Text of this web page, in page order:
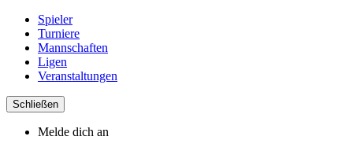
Spieler
Turniere
Mannschaften
Ligen
Veranstaltungen
Schließen
Melde dich an